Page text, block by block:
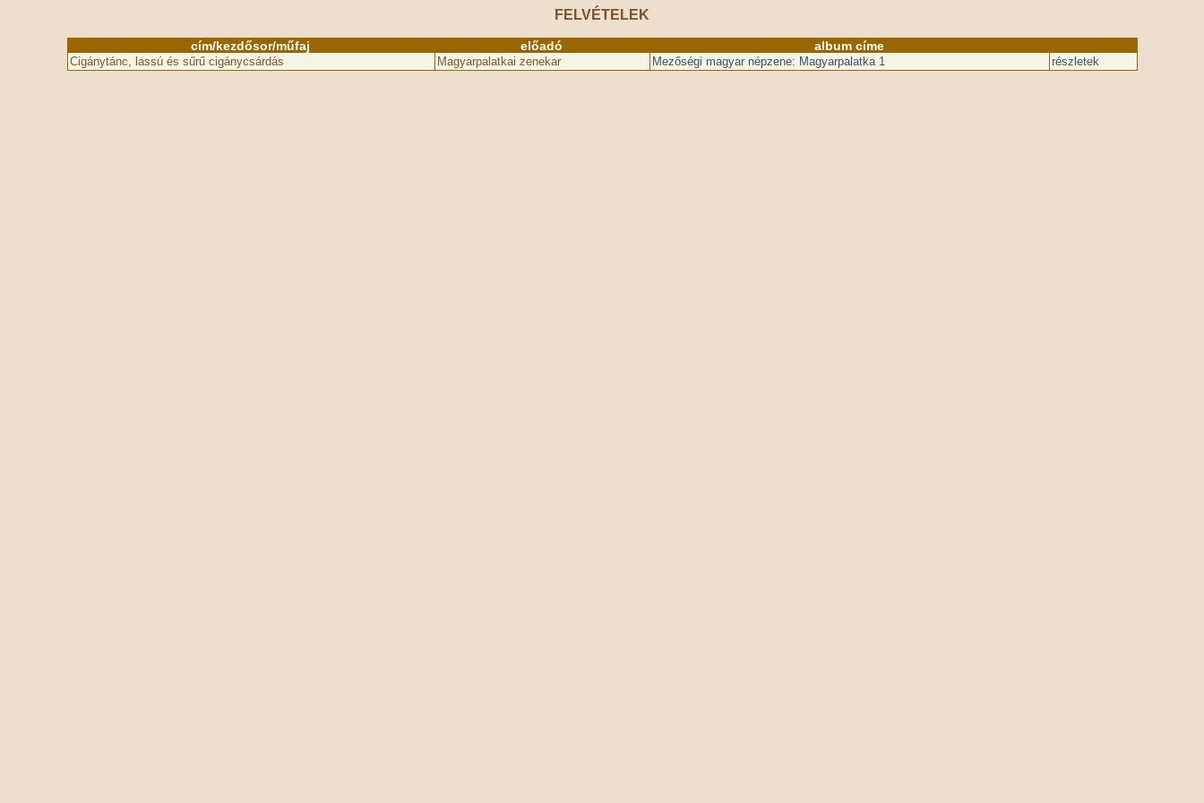
FELVÉTELEK
cím/kezdősor/műfaj előadó album címe
Cigánytánc, lassú és sűrű cigánycsárdás Magyarpalatkai zenekar Mezőségi magyar népzene: Magyarpalatka 1 részletek